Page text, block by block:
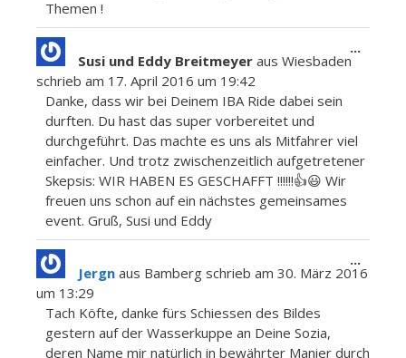
Themen !
Susi und Eddy Breitmeyer aus Wiesbaden
schrieb am 17. April 2016 um 19:42
Danke, dass wir bei Deinem IBA Ride dabei sein
durften. Du hast das super vorbereitet und
durchgeführt. Das machte es uns als Mitfahrer viel
einfacher. Und trotz zwischenzeitlich aufgetretener
Skepsis: WIR HABEN ES GESCHAFFT !!!!!!👍😃 Wir
freuen uns schon auf ein nächstes gemeinsames
event. Gruß, Susi und Eddy
...Diese
Jergn aus Bamberg schrieb am 30. März 2016
um 13:29
Tach Köfte, danke fürs Schiessen des Bildes
gestern auf der Wasserkuppe an Deine Sozia,
deren Name mir natürlich in bewährter Manier durch
...Diese